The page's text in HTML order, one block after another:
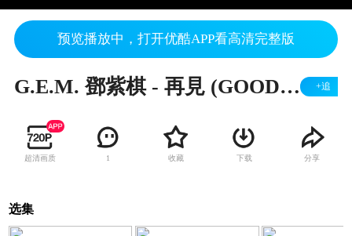
预览播放中，打开优酷APP看高清完整版
G.E.M. 鄧紫棋 - 再見 (GOODBYE) @ X.X.X. Live in Vancouver +追
超清画质 1 收藏 下载 分享
选集